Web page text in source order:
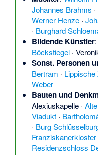
Johannes Brahms ·
Werner Henze ·
· Burghard
Bildende Künstler
Böckstiegel ·
Sonst. Personen
Bertram · Lippische
Weber
Bauten und
Alexiuskapelle ·
Viadukt ·
· Burg
Residenzschloss